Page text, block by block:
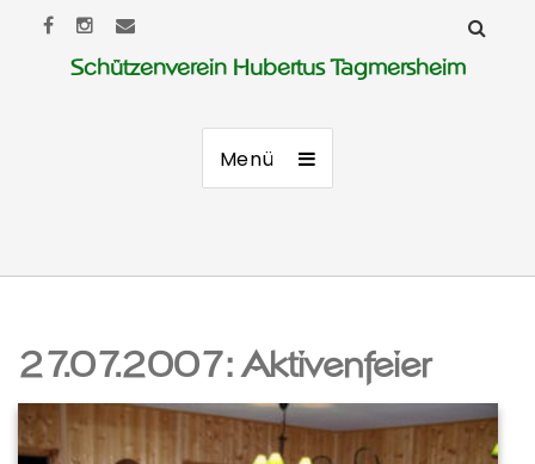
Schützenverein Hubertus Tagmersheim
Menü
27.07.2007: Aktivenfeier